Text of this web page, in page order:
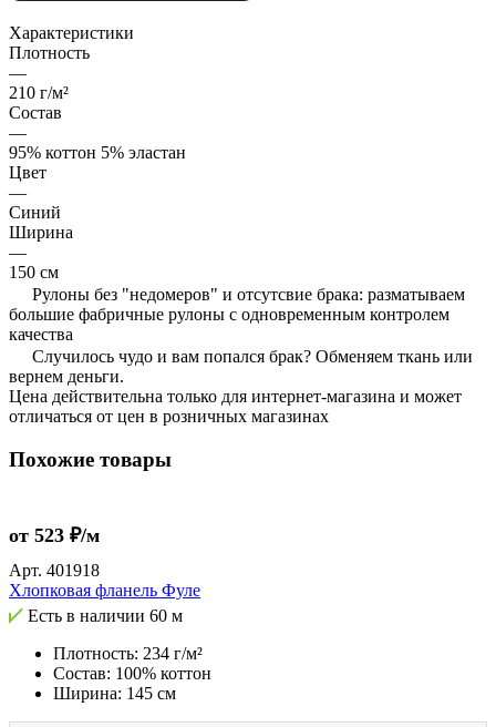
Характеристики
Плотность
—
210 г/м²
Состав
—
95% коттон 5% эластан
Цвет
—
Синий
Ширина
—
150 см
Рулоны без "недомеров" и отсутсвие брака: разматываем
большие фабричные рулоны с одновременным контролем
качества
Случилось чудо и вам попался брак? Обменяем ткань или
вернем деньги.
Цена действительна только для интернет-магазина и может
отличаться от цен в розничных магазинах
Похожие товары
от 523 ₽/м
Арт. 401918
Хлопковая фланель Фуле
Есть в наличии 60 м
Плотность: 234 г/м²
Состав: 100% коттон
Ширина: 145 см